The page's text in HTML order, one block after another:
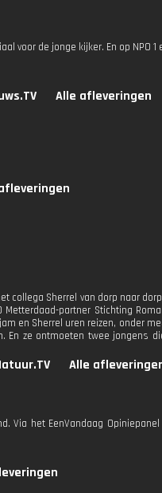
voor de jonge kijker. En op NPO 1
Alle afleveringen
collega Sherrel van dorp naar
partner Stichting
en Sherrel uren reizen, onder
En ze ontmoeten twee jongens
Alle
Via het EenVandaag